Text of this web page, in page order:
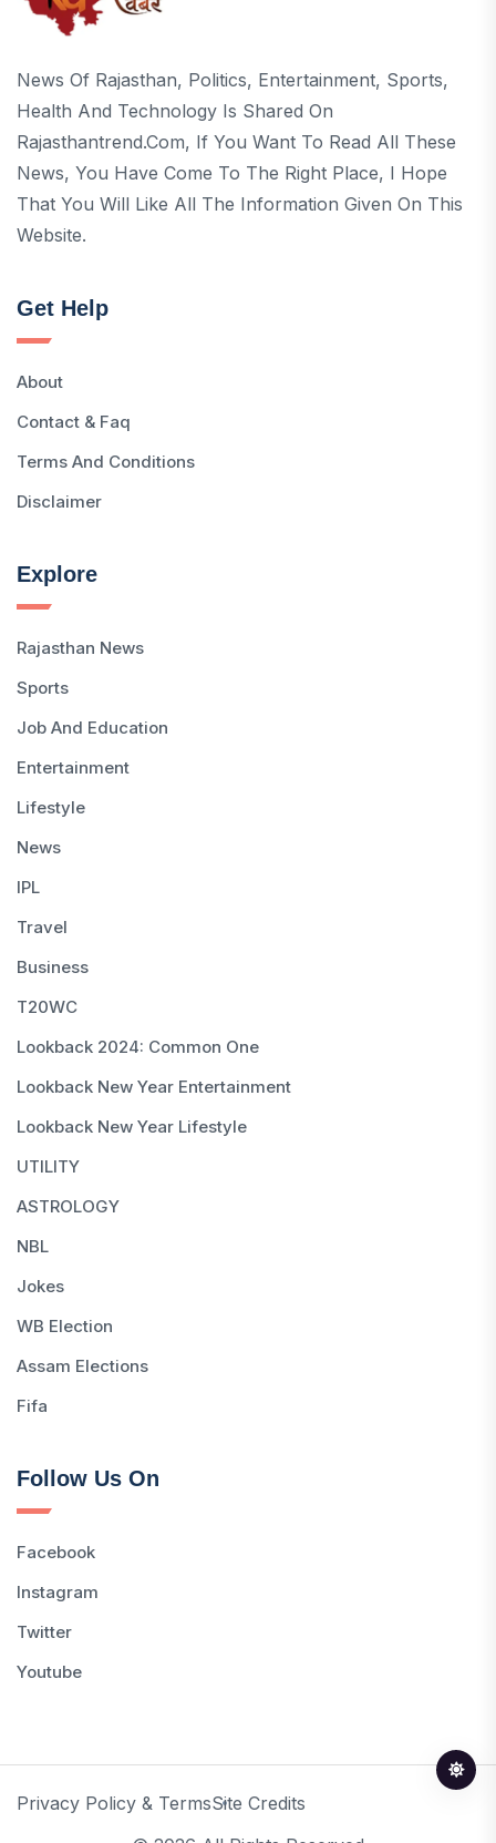
News Of Rajasthan, Politics, Entertainment, Sports,
Health And Technology Is Shared On
Rajasthantrend.com, If You Want To Read All These
News, You Have Come To The Right Place, I Hope
That You Will Like All The Information Given On This
Website.
Get Help
About
Contact & Faq
Terms And Conditions
Disclaimer
Explore
Rajasthan News
Sports
Job And Education
Entertainment
Lifestyle
News
IPL
Travel
Business
T20WC
Lookback 2024: Common One
Lookback New Year Entertainment
Lookback New Year Lifestyle
UTILITY
ASTROLOGY
NBL
Jokes
WB Election
Assam Elections
Fifa
Follow Us On
Facebook
Instagram
Twitter
Youtube
Privacy Policy & TermsSite Credits